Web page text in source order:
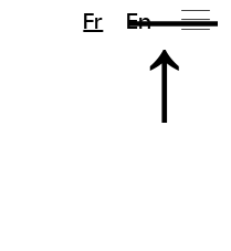
Fr En